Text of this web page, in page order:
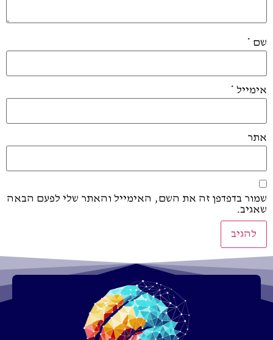
שם *
אימייל *
אתר
שמור בדפדפן זה את השם, האימייל והאתר שלי לפעם הבאה
שאגיב.